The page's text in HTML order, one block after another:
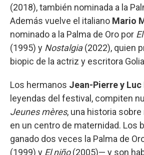
(2018), también nominada a la
Además vuelve el italiano Mario
nominado a la Palma de Oro por
(1995) y Nostalgia(2022), quien
biopic de la actriz y escritora
Los hermanos Jean-Pierre y Luc
leyendas del festival, compiten
Jeunes mères, una historia
en un centro de maternidad. Los
ganado dos veces la Palma de
(1999) y El niño(2005)— y son